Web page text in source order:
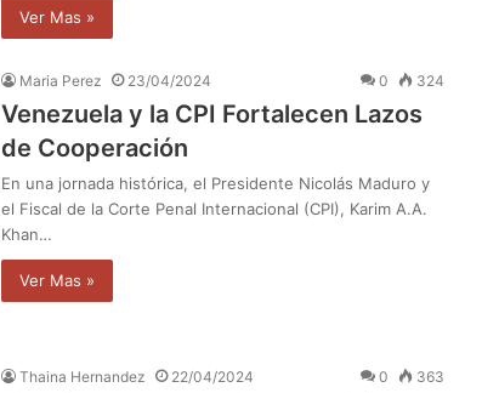
Ver Mas »
Maria Perez 23/04/2024 0 324
Venezuela y la CPI Fortalecen Lazos
de Cooperación
En una jornada histórica, el Presidente Nicolás Maduro y
el Fiscal de la Corte Penal Internacional (CPI), Karim A.A.
Khan…
Ver Mas »
Thaina Hernandez 22/04/2024 0 363